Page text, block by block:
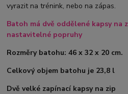
vyrazit na trénink, nebo na zápas.
Batoh má dvě oddělené kapsy na
nastavitelné popruhy
Rozměry batohu: 46 x 32 x 20 cm.
Celkový objem batohu je 23,8 l
Dvě velké zapínací kapsy na zip